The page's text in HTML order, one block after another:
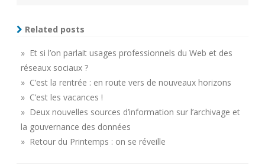
Related posts
» Et si l’on parlait usages professionnels du Web et des
réseaux sociaux ?
» C’est la rentrée : en route vers de nouveaux horizons
» C’est les vacances !
» Deux nouvelles sources d’information sur l’archivage et
la gouvernance des données
» Retour du Printemps : on se réveille